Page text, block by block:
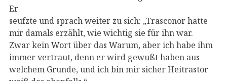
Er
seufzte und sprach weiter zu sich: „Trasconor hatte
mir damals erzählt, wie wichtig sie für ihn war.
Zwar kein Wort über das Warum, aber ich habe ihm
immer vertraut, denn er wird gewußt haben aus
welchem Grunde, und ich bin mir sicher Heitrastor